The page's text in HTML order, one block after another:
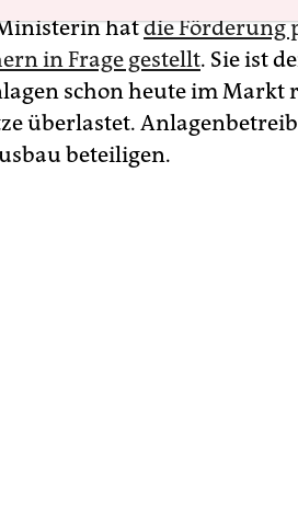
hatdie Förderung
in Frage gestellt. Sie ist
schon heute im Markt
überlastet.
beteiligen.